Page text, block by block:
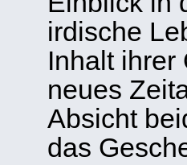
irdische
Inhalt ihrer
neues
Absicht
das